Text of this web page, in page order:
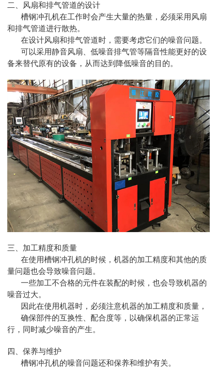
二、风扇和排气管道的设计
槽钢冲孔机在工作时会产生大量的热量，必须采用风扇
和排气管道进行散热。
在设计风扇和排气管道时，需要考虑它们的噪音问题。
可以采用静音风扇、低噪音排气管等隔音性能更好的设
备来替代原有的设备，从而达到降低噪音的目的。
三、加工精度和质量
在使用槽钢冲孔机的时候，机器的加工精度和其他的质
量问题也会导致噪音问题。
一些加工不合格的元件在装配的时候，也会导致机器的
噪音过大。
因此在使用机器时，必须注意机器的加工精度和质量，
确保部件的互换性、配合度等，以确保机器的正常运
行，同时减少噪音的产生。
四、保养与维护
槽钢冲孔机的噪音问题还和保养和维护有关。